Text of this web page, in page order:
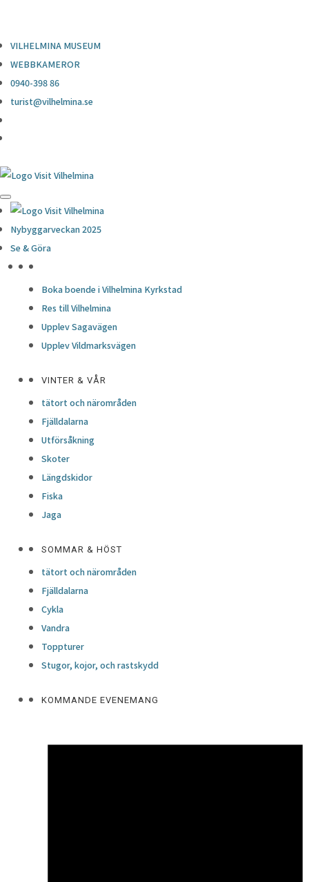
VILHELMINA MUSEUM
WEBBKAMEROR
0940-398 86
turist@vilhelmina.se
Nybyggarveckan 2025
Se & Göra
Boka boende i Vilhelmina Kyrkstad
Res till Vilhelmina
Upplev Sagavägen
Upplev Vildmarksvägen
VINTER & VÅR
tätort och närområden
Fjälldalarna
Utförsåkning
Skoter
Längdskidor
Fiska
Jaga
SOMMAR & HÖST
tätort och närområden
Fjälldalarna
Cykla
Vandra
Toppturer
Stugor, kojor, och rastskydd
KOMMANDE EVENEMANG